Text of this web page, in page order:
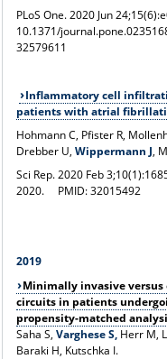
PLoS One. 2020 Jun
10.1371/
32579611
Inflammatory cell
patients with atrial
Hohmann C, Pfister R,
Drebber U, Wippermann J,
Sci Rep. 2020 Feb
2020.
PMID:32015492
2019
Minimally invasive
circuits in patients
propensity-matched
Saha S, Varghese S,Herr M,
Baraki H, Kutschka I.